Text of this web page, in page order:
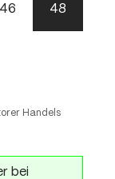
46 48
Handels
bei